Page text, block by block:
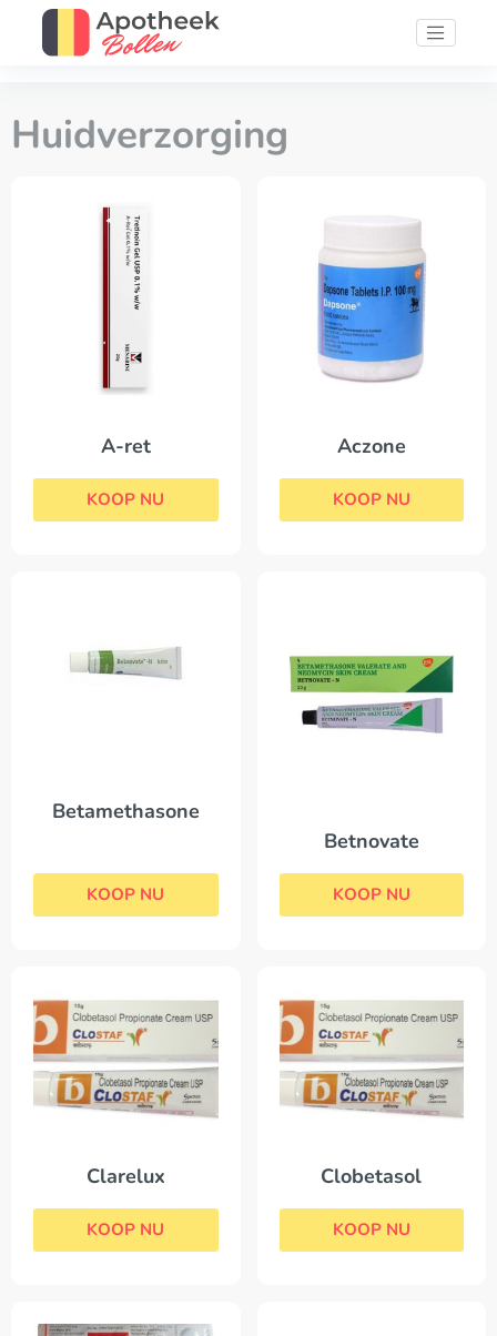
Huidverzorging
A-ret
KOOP NU
Aczone
KOOP NU
Betamethasone
KOOP NU
Betnovate
KOOP NU
Clarelux
KOOP NU
Clobetasol
KOOP NU